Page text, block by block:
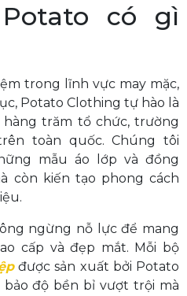
có gì
trong lĩnh vực may mặc,
Potato Clothing tự hào là
trăm tổ chức, trường
toàn quốc. Chúng tôi
mẫu áo lớp và đồng
còn kiến tạo phong cách
ngừng nỗ lực để mang
cấp và đẹp mắt. Mỗi bộ
được sản xuất bởi Potato
độ bền bỉ vượt trội mà